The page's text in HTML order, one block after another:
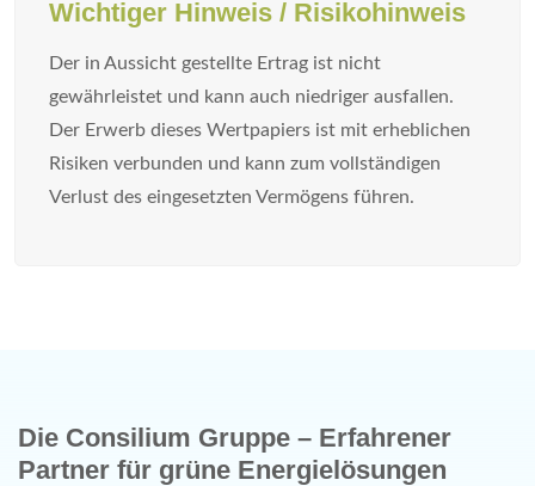
Wichtiger Hinweis / Risikohinweis
Der in Aussicht gestellte Ertrag ist nicht
gewährleistet und kann auch niedriger ausfallen.
Der Erwerb dieses Wertpapiers ist mit erheblichen
Risiken verbunden und kann zum vollständigen
Verlust des eingesetzten Vermögens führen.
Die Consilium Gruppe – Erfahrener
Partner für grüne Energielösungen